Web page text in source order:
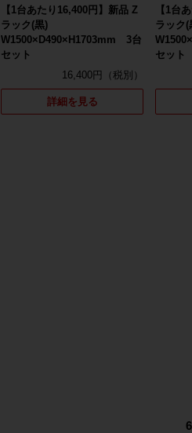
【1台あたり16,400円】新品 Z
ラック(黒)
W1500×D490×H1703mm 3台
セット
16,400円
詳細を見る
【1台
ラック(
セット
6